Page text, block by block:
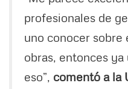
profesionales de
uno conocer sobre
obras, entonces
eso”, comentó a la